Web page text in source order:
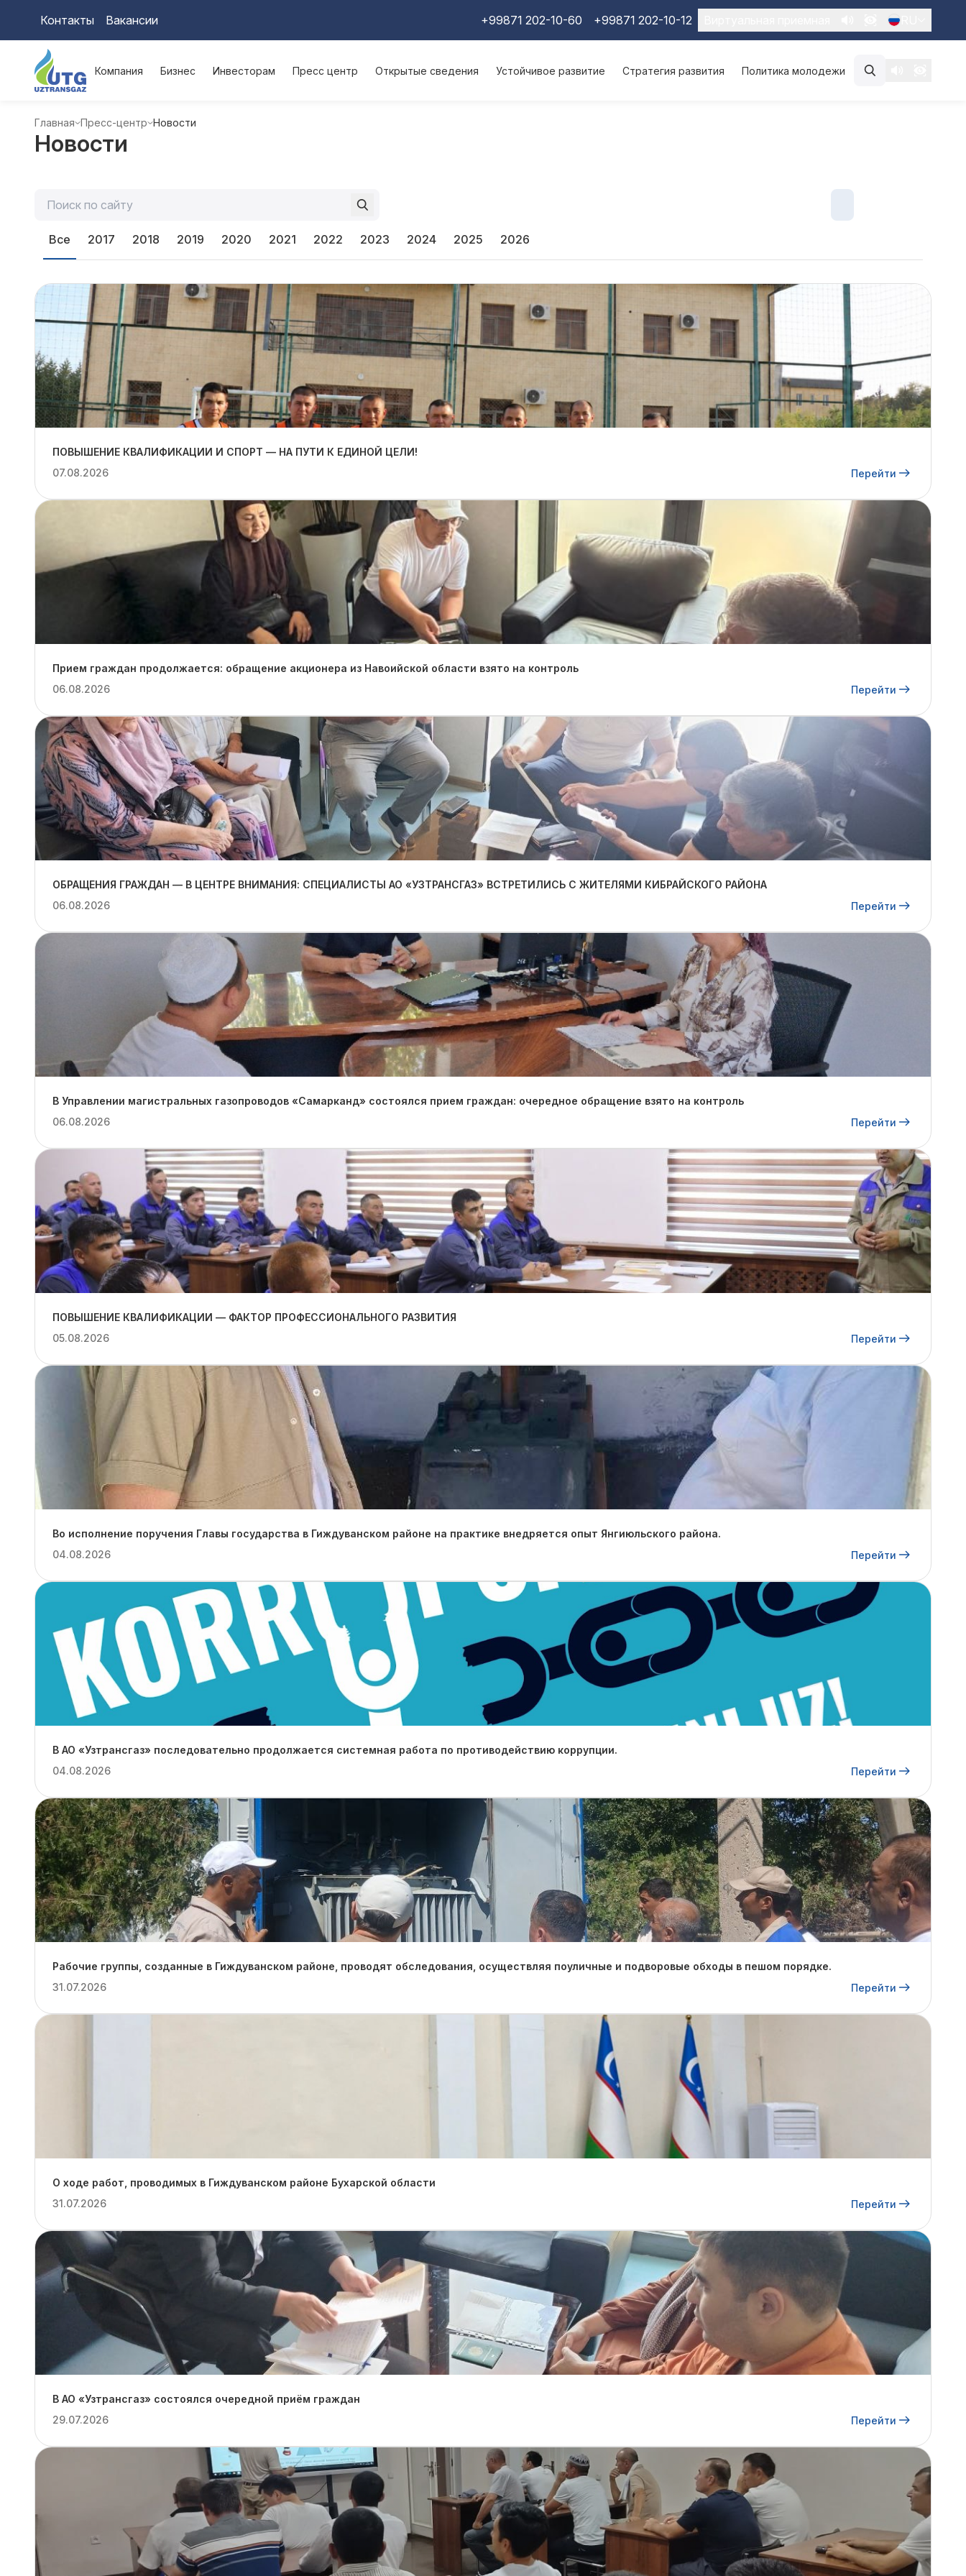
Контакты Вакансии +99871 202-10-60 +99871 202-10-12
Компания Бизнес Инвесторам Пресс центр Открытые сведения Устойчивое развитие Стратегия развития Политика молодежи
Главная Пресс-центр Новости
Новости
Все 2017 2018 2019 2020 2021 2022 2023 2024 2025 2026
ПОВЫШЕНИЕ КВАЛИФИКАЦИИ И СПОРТ — НА ПУТИ К ЕДИНОЙ ЦЕЛИ!
07.08.2026
Перейти
Прием граждан продолжается: обращение акционера из Навоийской области взято на контроль
06.08.2026
Перейти
ОБРАЩЕНИЯ ГРАЖДАН — В ЦЕНТРЕ ВНИМАНИЯ: СПЕЦИАЛИСТЫ АО «УЗТРАНСГАЗ» ВСТРЕТИЛИСЬ С ЖИТЕЛЯМИ КИБРАЙСКОГО РАЙОНА
06.08.2026
Перейти
В Управлении магистральных газопроводов «Самарканд» состоялся прием граждан: очередное обращение взято на контроль
06.08.2026
Перейти
ПОВЫШЕНИЕ КВАЛИФИКАЦИИ — ФАКТОР ПРОФЕССИОНАЛЬНОГО РАЗВИТИЯ
05.08.2026
Перейти
Во исполнение поручения Главы государства в Гиждуванском районе на практике внедряется опыт Янгиюльского района.
04.08.2026
Перейти
В АО «Узтрансгаз» последовательно продолжается системная работа по противодействию коррупции.
04.08.2026
Перейти
Рабочие группы, созданные в Гиждуванском районе, проводят обследования, осуществляя поуличные и подворовые обходы в пешом порядке.
31.07.2026
Перейти
О ходе работ, проводимых в Гиждуванском районе Бухарской области
31.07.2026
Перейти
В АО «Узтрансгаз» состоялся очередной приём граждан
29.07.2026
Перейти